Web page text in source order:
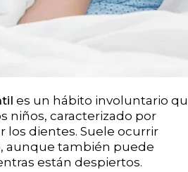
es un hábito involuntario
niños, caracterizado por
los dientes. Suele ocurrir
aunque también puede
están despiertos.